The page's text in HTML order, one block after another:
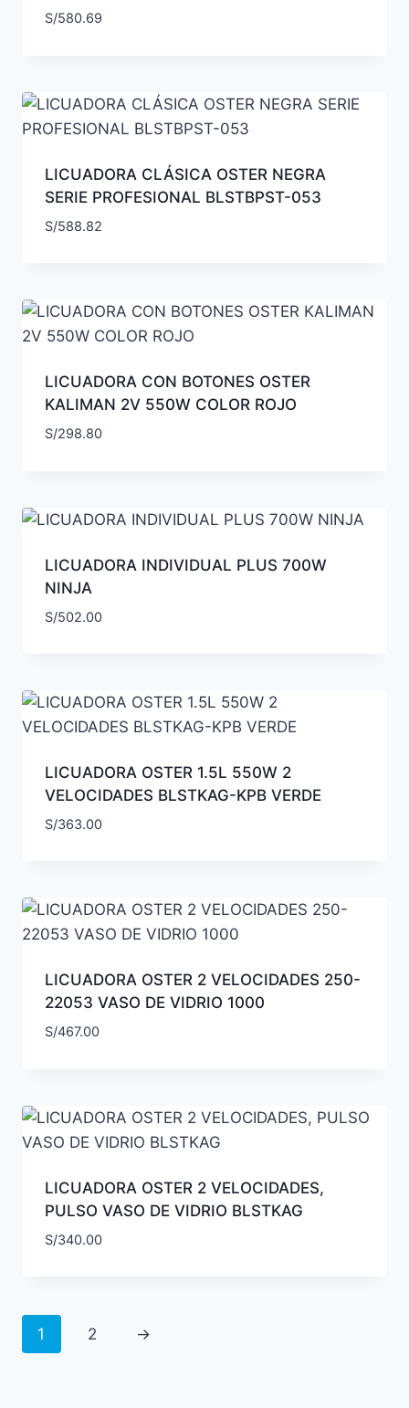
S/580.69
LICUADORA CLÁSICA OSTER NEGRA
SERIE PROFESIONAL BLSTBPST-053
S/588.82
LICUADORA CON BOTONES OSTER
KALIMAN 2V 550W COLOR ROJO
S/298.80
LICUADORA INDIVIDUAL PLUS 700W
NINJA
S/502.00
LICUADORA OSTER 1.5L 550W 2
VELOCIDADES BLSTKAG-KPB VERDE
S/363.00
LICUADORA OSTER 2 VELOCIDADES 250-
22053 VASO DE VIDRIO 1000
S/467.00
LICUADORA OSTER 2 VELOCIDADES,
PULSO VASO DE VIDRIO BLSTKAG
S/340.00
1 2 →